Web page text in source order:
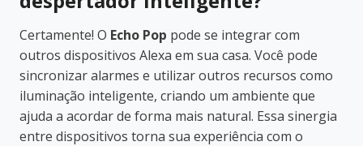
Certamente! O Echo Pop pode se integrar com
outros dispositivos Alexa em sua casa. Você pode
sincronizar alarmes e utilizar outros recursos como
iluminação inteligente, criando um ambiente que
ajuda a acordar de forma mais natural. Essa sinergia
entre dispositivos torna sua experiência com o